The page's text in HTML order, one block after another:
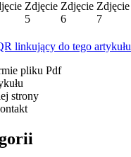
linkujący do tego artykułu
pliku Pdf
strony